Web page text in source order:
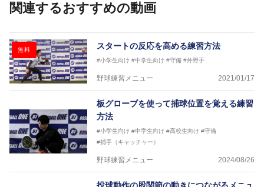
関連するおすすめの動画
無料 スタートの反応を高める練習方法
#小学生向け #中学生向け #守備 #外野手
野球練習メニュー 2021/01/17
板グローブを使って捕球位置を覚える練習
方法
#小学生向け #中学生向け #高校生向け #守備
#捕手（キャッチャー）
野球練習メニュー 2024/08/26